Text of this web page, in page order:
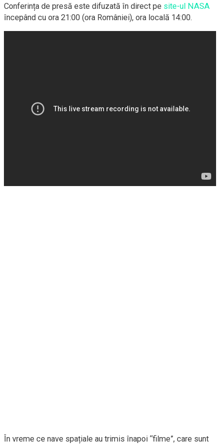
Conferința de presă este difuzată în direct pe site-ul NASA
începând cu ora 21:00 (ora României), ora locală 14:00.
În vreme ce nave spațiale au trimis înapoi “filme”, care sunt